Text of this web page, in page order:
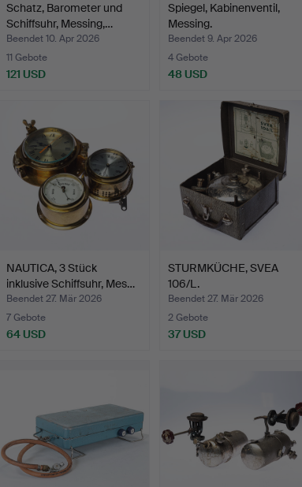
Schatz, Barometer und
Schiffsuhr, Messing,…
Beendet 10. Apr 2026
11 Gebote
121 USD
Spiegel, Kabinenventil,
Messing.
Beendet 9. Apr 2026
4 Gebote
48 USD
NAUTICA, 3 Stück
inklusive Schiffsuhr, Mes…
Beendet 27. Mär 2026
7 Gebote
64 USD
STURMKÜCHE, SVEA
106/L.
Beendet 27. Mär 2026
2 Gebote
37 USD